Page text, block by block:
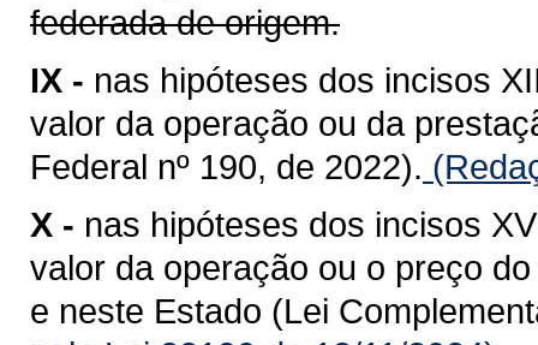
federada de origem.
IX - nas hipóteses dos incisos
valor da operação ou da
Federal nº 190, de 2022).
X - nas hipóteses dos incisos
valor da operação ou o preço
e neste Estado (Lei